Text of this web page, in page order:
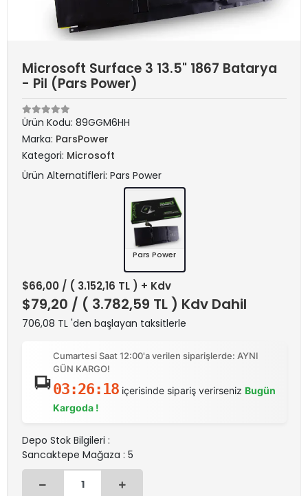
Microsoft Surface 3 13.5" 1867 Batarya
- Pil (Pars Power)
Ürün Kodu: 89GGM6HH
Marka: ParsPower
Kategori: Microsoft
Ürün Alternatifleri: Pars Power
Pars Power
$66,00 / ( 3.152,16 TL ) + Kdv
$79,20 / ( 3.782,59 TL ) Kdv Dahil
706,08 TL 'den başlayan taksitlerle
Cumartesi Saat 12:00'a verilen siparişlerde: AYNI
GÜN KARGO!
03:26:18içerisinde sipariş verirseniz Bugün
Kargoda !
Depo Stok Bilgileri :
Sancaktepe Mağaza : 5